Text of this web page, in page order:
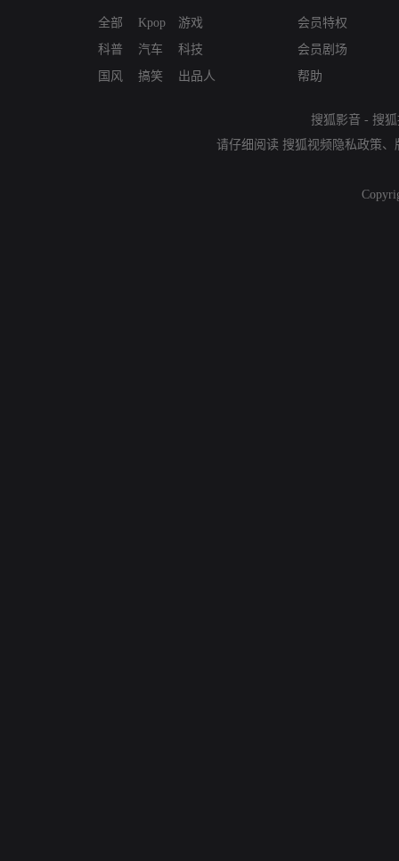
全部
科普
国风
Kpop
汽车
搞笑
游戏
科技
出品人
会员特权
会员剧场
帮助
搜狐影音 - 搜
请仔细阅读 搜狐视频隐私政策、